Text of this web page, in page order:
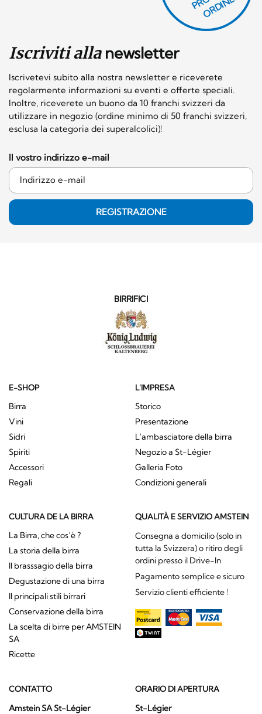
Iscriviti allanewsletter
Iscrivetevi subito alla nostra newsletter e riceverete
regolarmente informazioni su eventi e offerte speciali.
Inoltre, riceverete un buono da 10 franchi svizzeri da
utilizzare in negozio (ordine minimo di 50 franchi svizzeri,
esclusa la categoria dei superalcolici)!
O
E!
Il vostro indirizzo e-mail
REGISTRAZIONE
BIRRIFICI
E-SHOP
Birra
Vini
Sidri
Spiriti
Accessori
Regali
L'IMPRESA
Storico
Presentazione
L'ambasciatore della birra
Negozio a St-Légier
Galleria Foto
Condizioni generali
CULTURA DE LA BIRRA
La Birra, che cos’è ?
La storia della birra
Il brasssagio della birra
Degustazione di una birra
Il principali stili birrari
Conservazione della birra
La scelta di birre per AMSTEIN
SA
Ricette
QUALITÀ E SERVIZIO AMSTEIN
Consegna a domicilio (solo in
tutta la Svizzera) o ritiro degli
ordini presso il Drive-In
Pagamento semplice e sicuro
Servizio clienti efficiente !
CONTATTO
Amstein SA St-Légier
ORARIO DI APERTURA
St-Légier